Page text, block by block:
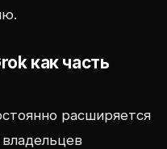
как часть
расширяется